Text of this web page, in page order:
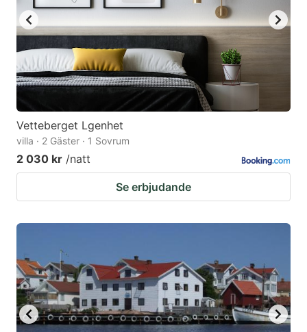
Vetteberget Lgenhet
villa · 2 Gäster · 1 Sovrum
2 030 kr /natt
Se erbjudande